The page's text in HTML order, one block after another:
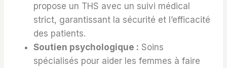
propose un THS avec un suivi médical
strict, garantissant la sécurité et l’efficacité
des patients.
Soutien psychologique : Soins
spécialisés pour aider les femmes à faire